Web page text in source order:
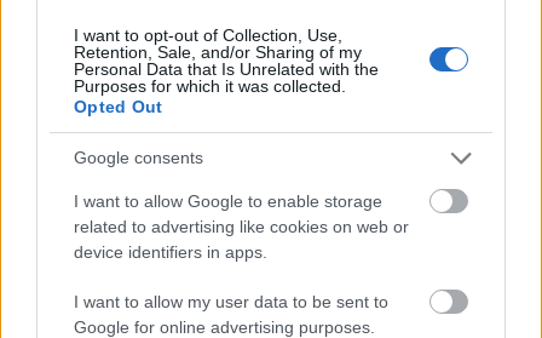
I want to opt-out of Collection, Use,
Retention, Sale, and/or Sharing of my
Personal Data that Is Unrelated with the
Purposes for which it was collected.
Opted Out
Google consents
I want to allow Google to enable storage
related to advertising like cookies on web or
device identifiers in apps.
I want to allow my user data to be sent to
Google for online advertising purposes.